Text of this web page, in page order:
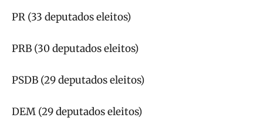
PR (33 deputados eleitos)
PRB (30 deputados eleitos)
PSDB (29 deputados eleitos)
DEM (29 deputados eleitos)